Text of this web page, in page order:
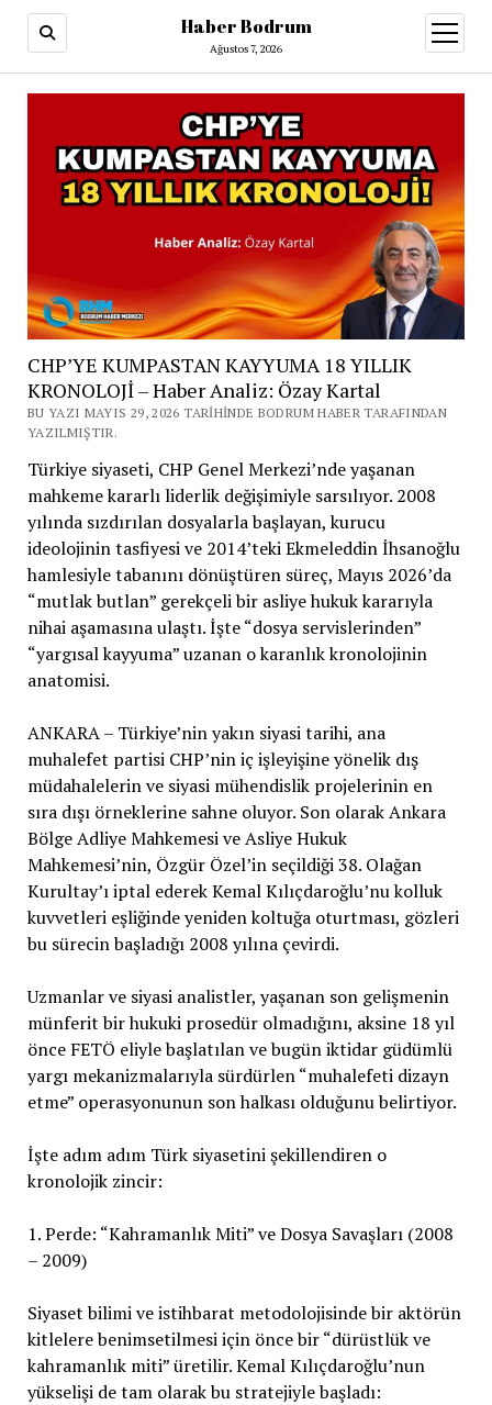
Haber Bodrum
Ağustos 7, 2026
aç
CHP’YE KUMPASTAN KAYYUMA 18 YILLIK
KRONOLOJİ – Haber Analiz: Özay Kartal
BU YAZI MAYIS 29, 2026 TARIHINDE BODRUM HABER TARAFINDAN
YAZILMIŞTIR.
Türkiye siyaseti, CHP Genel Merkezi’nde yaşanan
mahkeme kararlı liderlik değişimiyle sarsılıyor. 2008
yılında sızdırılan dosyalarla başlayan, kurucu
ideolojinin tasfiyesi ve 2014’teki Ekmeleddin İhsanoğlu
hamlesiyle tabanını dönüştüren süreç, Mayıs 2026’da
“mutlak butlan” gerekçeli bir asliye hukuk kararıyla
nihai aşamasına ulaştı. İşte “dosya servislerinden”
“yargısal kayyuma” uzanan o karanlık kronolojinin
anatomisi.
ANKARA – Türkiye’nin yakın siyasi tarihi, ana
muhalefet partisi CHP’nin iç işleyişine yönelik dış
müdahalelerin ve siyasi mühendislik projelerinin en
sıra dışı örneklerine sahne oluyor. Son olarak Ankara
Bölge Adliye Mahkemesi ve Asliye Hukuk
Mahkemesi’nin, Özgür Özel’in seçildiği 38. Olağan
Kurultay’ı iptal ederek Kemal Kılıçdaroğlu’nu kolluk
kuvvetleri eşliğinde yeniden koltuğa oturtması, gözleri
bu sürecin başladığı 2008 yılına çevirdi.
Uzmanlar ve siyasi analistler, yaşanan son gelişmenin
münferit bir hukuki prosedür olmadığını, aksine 18 yıl
önce FETÖ eliyle başlatılan ve bugün iktidar güdümlü
yargı mekanizmalarıyla sürdürlen “muhalefeti dizayn
etme” operasyonunun son halkası olduğunu belirtiyor.
İşte adım adım Türk siyasetini şekillendiren o
kronolojik zincir:
1. Perde: “Kahramanlık Miti” ve Dosya Savaşları (2008
– 2009)
Siyaset bilimi ve istihbarat metodolojisinde bir aktörün
kitlelere benimsetilmesi için önce bir “dürüstlük ve
kahramanlık miti” üretilir. Kemal Kılıçdaroğlu’nun
yükselişi de tam olarak bu stratejiyle başladı: